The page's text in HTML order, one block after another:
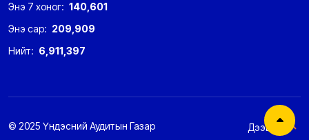
Энэ 7 хоног: 140,601
Энэ сар: 209,909
Нийт: 6,911,397
© 2025 Үндэсний Аудитын Газар Дээшээ